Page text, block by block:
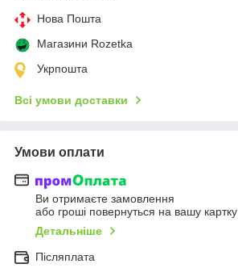
Нова Пошта
Магазини Rozetka
Укрпошта
Всі умови доставки
Умови оплати
Ви отримаєте замовлення
або гроші повернуться на вашу картку
Детальніше
Післяплата